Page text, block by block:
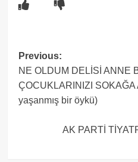
Post
navigation
Previous:
NE OLDUM DELİSİ ANNE
ÇOCUKLARINIZI SOKAĞA
yaşanmış bir öykü)
AK PARTİ